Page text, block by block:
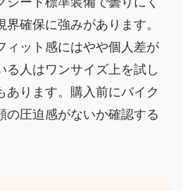
界確保に強みがあります。
ィット感にはやや個人差が
る人はワンサイズ上を試し
あります。購入前にバイク
の圧迫感がないか確認する